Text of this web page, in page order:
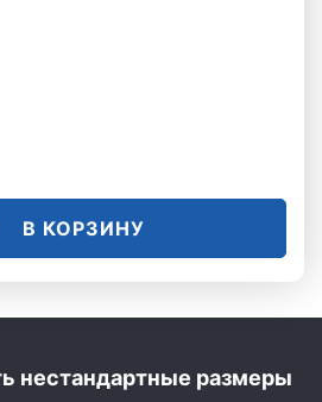
В КОРЗИНУ
нестандартные размеры